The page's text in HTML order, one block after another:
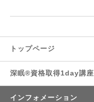
トップページ
深眠®資格取得1day講座
インフォメーション